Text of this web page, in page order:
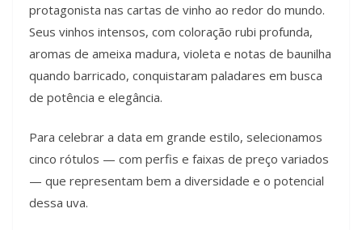
protagonista nas cartas de vinho ao redor do mundo.
Seus vinhos intensos, com coloração rubi profunda,
aromas de ameixa madura, violeta e notas de baunilha
quando barricado, conquistaram paladares em busca
de potência e elegância.
Para celebrar a data em grande estilo, selecionamos
cinco rótulos — com perfis e faixas de preço variados
— que representam bem a diversidade e o potencial
dessa uva.